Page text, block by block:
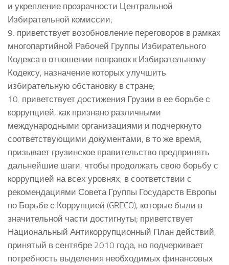
и укрепление прозрачности Центральной
Избирательной комиссии;
9. приветствует возобновление переговоров в рамках
многопартийной Рабочей Группы Избирательного
Кодекса в отношении поправок к Избирательному
Кодексу, назначение которых улучшить
избирательную обстановку в стране;
10. приветствует достижения Грузии в ее борьбе с
коррупцией, как признано различными
международными организациями и подчеркнуто
соответствующими документами, в то же время,
призывает грузинское правительство предпринять
дальнейшие шаги, чтобы продолжать свою борьбу с
коррупцией на всех уровнях, в соответствии с
рекомендациями Совета Группы Государств Европы
по Борьбе с Коррупцией (GRECO), которые были в
значительной части достигнуты; приветствует
Национальный Антикоррупционный План действий,
принятый в сентябре 2010 года, но подчеркивает
потребность выделения необходимых финансовых